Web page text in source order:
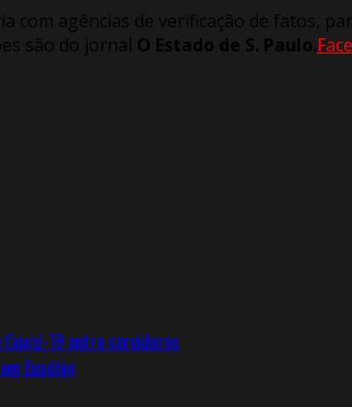
com agências de verificação de fatos,
são do jornal O Estado de S. Paulo.
19 entre servidores
Eusébio